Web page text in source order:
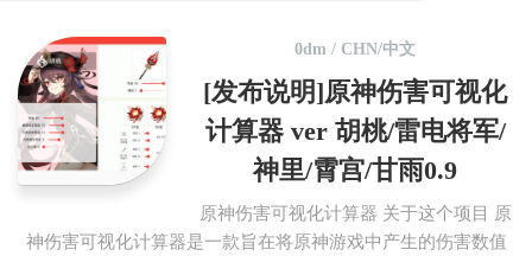
0dm / CHN/中文
[发布说明]原神伤害可视化
计算器 ver 胡桃/雷电将军/
神里/霄宫/甘雨0.9
原神伤害可视化计算器 关于这个项目 原
神伤害可视化计算器是一款旨在将原神游戏中产生的伤害数值